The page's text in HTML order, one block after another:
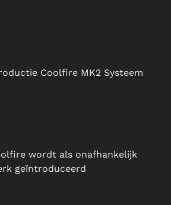
Coolfire MK2 Systeem
wordt als onafhankelijk
geïntroduceerd